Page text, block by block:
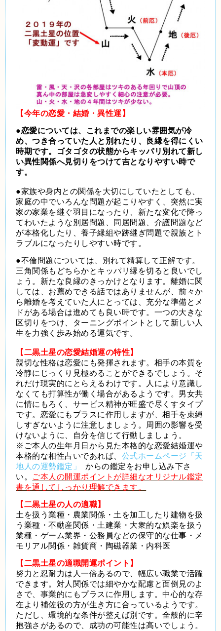
【今年の恋愛・結婚・異性運】
●恋愛については、これまでの楽しい雰囲気が冷
め、つき合っていた人と別れたり、良縁を得にくい
時期です。ゴタゴタの状態からキッパリ別れて新し
い異性関係へ見切りをつけて吉となりやすい時で
す。
●家族や身内との関係を大切にしていたとしても、
家庭の中でいろんな問題が起こりやすく、突然に実
家の家業を継ぐ羽目になったり、新たな変化で降っ
てわいたような別居問題、同居問題、介護問題など
が本格化したり、養子縁組や跡継ぎ問題で親族とト
ラブルになったりしやすい時です。
●不倫問題については、別れて精算して正解です。
三角関係もどちらかとキッパリ縁を切ると良いでし
ょう。新たな良縁のきっかけとなります。離婚に関
しては、お薦めできる話ではありませんが、前々か
ら離婚を考えていた人にとっては、充分な準備とメ
ドがある場合は進めても良い時です。一つの大きな
区切りをつけ、ターニングポイントとして新しい人
生を力強く歩み始める運気です。
【二黒土星の恋愛結婚運の特性】
親切な性格は恋愛にも発揮されます。相手の本質を
冷静にじっくり見極めることができるでしょう。そ
れだけ現実的にとらえるわけです。人により意識し
なくても打算性が働く場合があるようです。男女共
に情にもろく、サービス精神が旺盛で尽くすタイプ
です。恋愛にもプラスに作用しますが、相手を束縛
しすぎないように注意しましょう。周囲の影響を受
けないように、自分を信じて行動しましょう。
※ご本人の生年月日から見た本格的な恋愛結婚運や
本格的な相性占いであれば、 公式ホームページ「天
地人の運勢鑑定」
からの鑑定をお申し込み下さ
い。
ご本人の開運ポイントが詳細なオリジナル鑑定
書を通してしっかり理解できます。
【二黒土星の人の適職】
土を扱う業種・農業関係・土を加工したり建物を扱
う業種・不動産関係・土建業・大衆的な娯楽を扱う
業種・ゲーム業界・公務員などの保守的な仕事・メ
モリアル関係・雑貨商・陶磁器業・内科医
【二黒土星の適職開運ポイント】
努力と忍耐力は人一倍あるので、幅広い職業で活躍
できます。対人関係では細やかな配慮と面倒見のよ
さで、事業的にもプラスに作用します。中心的な存
在より補佐役の方が生き方に合っているようです。
ただし、環境的な条件が整えば別です。全般的に辛
抱強さがあるので、成功の可能性は高いでしょう。